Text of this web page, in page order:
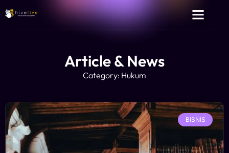
Article & News
Category: Hukum
BISNIS